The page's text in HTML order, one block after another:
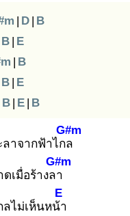
| D | B
B | E
| B
B | E
B | E | B
าจากฟ้าไกล
G#m
เมื่อร้างลา
G#m
ลไม่เห็นหน้า
E